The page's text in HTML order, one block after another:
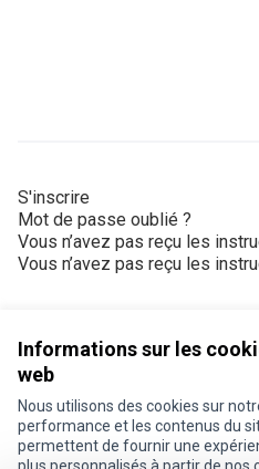
Informations sur les
web
Nous utilisons des cookies sur
performance et les contenus du
permettent de fournir une
S'inscrire
Mot de passe oublié ?
Vous n’avez pas reçu les
Vous n’avez pas reçu les
Conditions d'utilisation
Paramètres des cookies
Je participe ! sur X
Je participe ! sur Facebook
Je participe ! sur